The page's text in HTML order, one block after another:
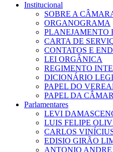
Institucional
SOBRE A
ORGANOGRAMA
PLANEJAMENTO
CARTA DE
CONTATOS E
LEI ORGÂNICA
REGIMENTO
DICIONÁRIO
PAPEL DO
PAPEL DA
Parlamentares
LEVI
LUIS FELIPE
CARLOS
EDISIO GIRÃO
ANTONIO